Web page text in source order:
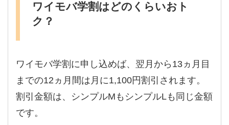
ワイモバ学割はどのくらいおト
ク？
ワイモバ学割に申し込めば、翌月から13ヵ月目
までの12ヵ月間は月に1,100円割引されます。
割引金額は、シンプルMもシンプルLも同じ金額
です。